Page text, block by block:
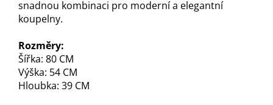
snadnou kombinaci pro moderní a elegantní
koupelny.
Rozměry:
Šířka: 80 CM
Výška: 54 CM
Hloubka: 39 CM